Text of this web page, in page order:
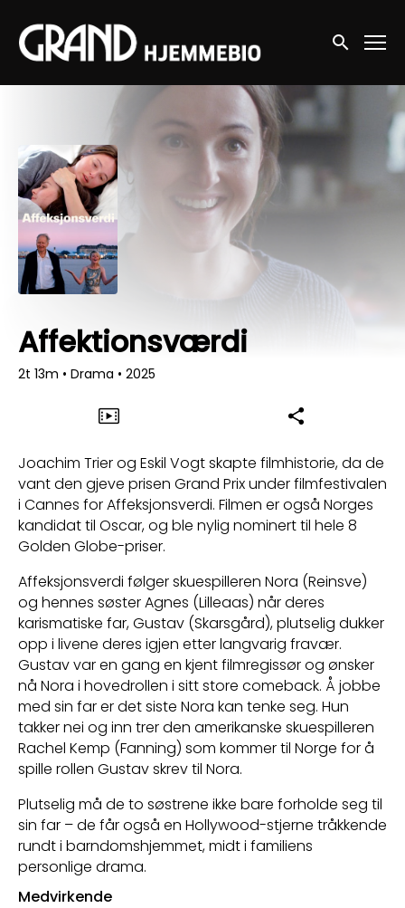
Accessibility Links
Søg nu
Affektionsværdi
2t 13m • Drama • 2025
Joachim Trier og Eskil Vogt skapte filmhistorie, da de
vant den gjeve prisen Grand Prix under filmfestivalen
i Cannes for Affeksjonsverdi. Filmen er også Norges
kandidat til Oscar, og ble nylig nominert til hele 8
Golden Globe-priser.
Affeksjonsverdi følger skuespilleren Nora (Reinsve)
og hennes søster Agnes (Lilleaas) når deres
karismatiske far, Gustav (Skarsgård), plutselig dukker
opp i livene deres igjen etter langvarig fravær.
Gustav var en gang en kjent filmregissør og ønsker
nå Nora i hovedrollen i sitt store comeback. Å jobbe
med sin far er det siste Nora kan tenke seg. Hun
takker nei og inn trer den amerikanske skuespilleren
Rachel Kemp (Fanning) som kommer til Norge for å
spille rollen Gustav skrev til Nora.
Plutselig må de to søstrene ikke bare forholde seg til
sin far – de får også en Hollywood-stjerne tråkkende
rundt i barndomshjemmet, midt i familiens
personlige drama.
Medvirkende